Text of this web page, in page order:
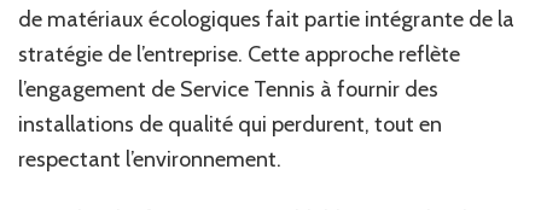
de matériaux écologiques fait partie intégrante de la
stratégie de l’entreprise. Cette approche reflète
l’engagement de Service Tennis à fournir des
installations de qualité qui perdurent, tout en
respectant l’environnement.